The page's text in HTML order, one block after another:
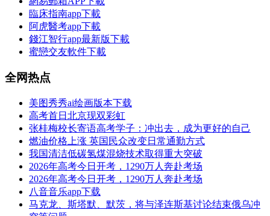
臨床指南app下載
阿虎醫考app下載
錢江智行app最新版下載
蜜戀交友軟件下載
全网热点
美图秀秀ai绘画版本下载
高考首日北京现双彩虹
张桂梅校长寄语高考学子：冲出去，成为更好的自己
燃油价格上涨 英国民众改变日常通勤方式
我国清洁低碳氢煤混烧技术取得重大突破
2026年高考今日开考，1290万人奔赴考场
2026年高考今日开考，1290万人奔赴考场
八音音乐app下载
马克龙、斯塔默、默茨，将与泽连斯基讨论结束俄乌冲